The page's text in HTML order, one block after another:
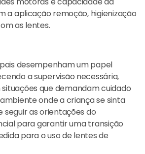
a aplicação remoção, higienização
as lentes.
desempenham um papel
a supervisão necessária,
que demandam cuidado
onde a criança se sinta
seguir as orientações do
para garantir uma transição
para o uso de lentes de